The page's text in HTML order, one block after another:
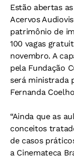
Estão abertas
Acervos
patrimônio de
100 vagas
novembro. A
pela Fundação
será ministrada
Fernanda
“Ainda que as
conceitos
de casos
a Cinemateca